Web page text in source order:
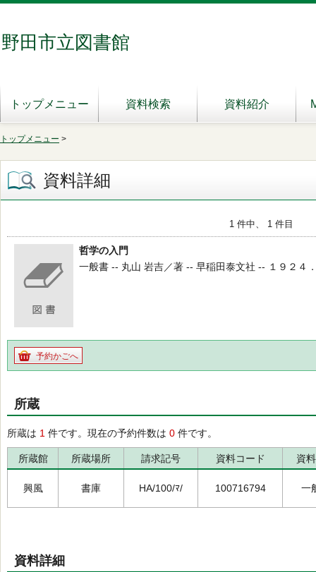
野田市立図書館
トップメニュー 資料検索 資料紹介
トップメニュー >
資料詳細
1 件中、 1 件目
哲学の入門
一般書 -- 丸山 岩吉／著 -- 早稲田泰文社 -- １９２４
予約かごへ
所蔵
所蔵は 1 件です。現在の予約件数は 0 件です。
所蔵館 所蔵場所 請求記号 資料コード 資
興風 書庫 HA/100/ﾏ/ 100716794 一
資料詳細